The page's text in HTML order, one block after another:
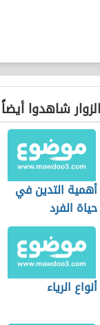
الزوار شاهدوا أيضاً
أهمية التدين في
حياة الفرد
والمجتمع
أنواع الرياء